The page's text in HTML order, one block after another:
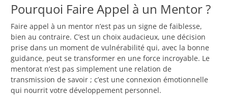
Pourquoi Faire Appel à un Mentor ?
Faire appel à un mentor n’est pas un signe de faiblesse,
bien au contraire. C’est un choix audacieux, une décision
prise dans un moment de vulnérabilité qui, avec la bonne
guidance, peut se transformer en une force incroyable. Le
mentorat n’est pas simplement une relation de
transmission de savoir ; c’est une connexion émotionnelle
qui nourrit votre développement personnel.